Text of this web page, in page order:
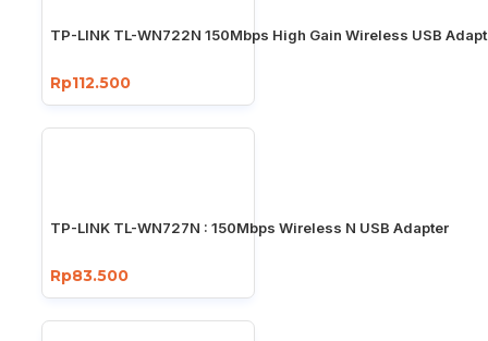
TP-LINK TL-WN722N 150Mbps High Gain Wireless USB
Rp112.500
TP-LINK TL-WN727N : 150Mbps Wireless N USB Adapter
Rp83.500